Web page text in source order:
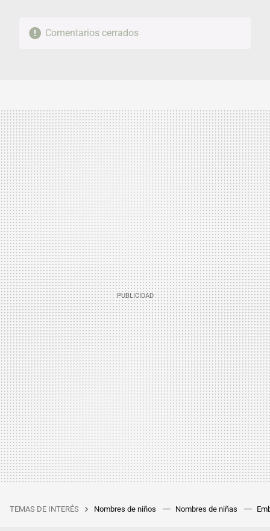
Comentarios cerrados
TEMAS DE INTERÉS Nombres de niños Nombres de niñas